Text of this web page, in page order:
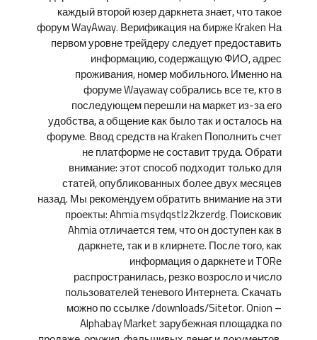
каждый второй юзер даркнета знает, что такое
форум WayAway. Верификация на бирже Kraken На
первом уровне трейдеру следует предоставить
информацию, содержащую ФИО, адрес
проживания, номер мобильного. Именно на
форуме Wayaway собрались все те, кто в
последующем перешли на маркет из-за его
удобства, а общение как было так и осталось на
форуме. Ввод средств на Kraken Пополнить счет
не платформе не составит труда. Обрати
внимание: этот способ подходит только для
статей, опубликованных более двух месяцев
назад. Мы рекомендуем обратить внимание на эти
проекты: Ahmia msydqstlz2kzerdg. Поисковик
Ahmia отличается тем, что он доступен как в
даркнете, так и в клирнете. После того, как
информация о даркнете и TORе
распространилась, резко возросло и число
пользователей теневого Интернета. Скачать
можно по ссылке /downloads/Sitetor. Onion –
Alphabay Market зарубежная площадка по